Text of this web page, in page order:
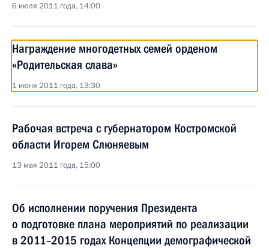
6 июля 2011 года, 14:00
Награждение многодетных семей орденом
«Родительская слава»
1 июня 2011 года, 13:30
Рабочая встреча с губернатором Костромской
области Игорем Слюняевым
13 мая 2011 года, 15:00
Об исполнении поручения Президента
о подготовке плана мероприятий по реализации
в 2011–2015 годах Концепции демографической